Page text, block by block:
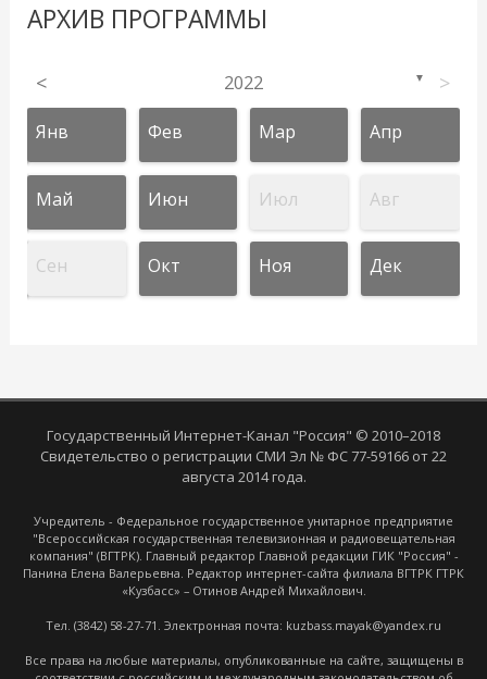
АРХИВ ПРОГРАММЫ
< 2022 ▼ >
Янв Фев Мар Апр
Май Июн Июл Авг
Сен Окт Ноя Дек
Государственный Интернет-Канал "Россия" © 2010–2018
Свидетельство о регистрации СМИ Эл № ФС 77-59166 от 22
августа 2014 года.
Учредитель - Федеральное государственное унитарное предприятие
"Всероссийская государственная телевизионная и радиовещательная
компания" (ВГТРК). Главный редактор Главной редакции ГИК "Россия" -
Панина Елена Валерьевна. Редактор интернет-сайта филиала ВГТРК ГТРК
«Кузбасс» – Отинов Андрей Михайлович.
Тел. (3842) 58-27-71. Электронная почта: kuzbass.mayak@yandex.ru
Все права на любые материалы, опубликованные на сайте, защищены в